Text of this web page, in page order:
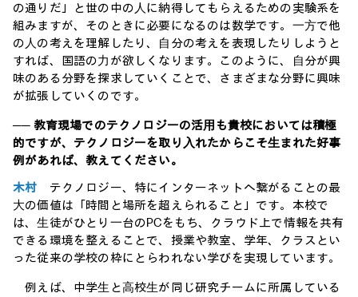
の通りだ」と世の中の⼈に納得してもらえるための実験系を
組みますが、そのときに必要になるのは数学です。⼀⽅で他
の⼈の考えを理解したり、⾃分の考えを表現したりしようと
すれば、国語の⼒が欲しくなります。このように、⾃分が興
味のある分野を探求していくことで、さまざまな分野に興味
が拡張していくのです。
── 教育現場でのテクノロジーの活⽤も貴校においては積極
的ですが、テクノロジーを取り⼊れたからこそ⽣まれた好事
例があれば、教えてください。
木村 テクノロジー、特にインターネットへ繋がることの最
⼤の価値は「時間と場所を超えられること」です。本校で
は、⽣徒がひとり⼀台のPCをもち、クラウド上で情報を共有
できる環境を整えることで、授業や教室、学年、クラスとい
った従来の学校の枠にとらわれない学びを実現しています。
例えば、中学⽣と⾼校⽣が同じ研究チームに所属している